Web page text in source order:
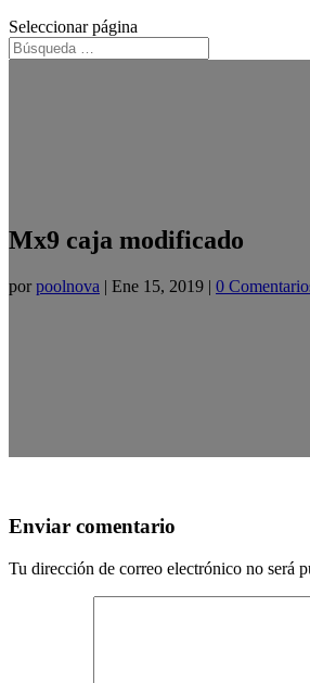
Seleccionar página
Mx9 caja modificado
porpoolnova | Ene 15, 2019 | 0
Enviar comentario
Tu dirección de correo electrónico no será